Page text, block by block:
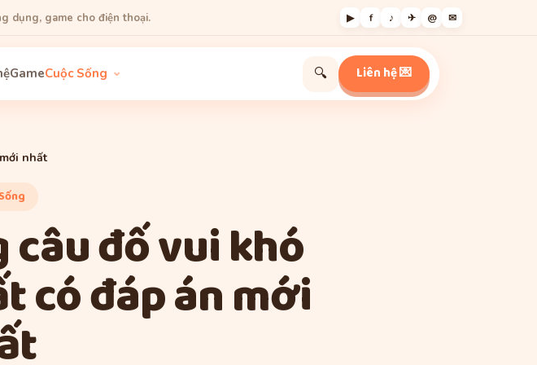
dụng, game cho điện thoại. ▶ f ♪ ✈ @ ✉
GameCuộc Sống 🔍 Liên hệ 💌
nhất
đố vui khó
có đáp án mới